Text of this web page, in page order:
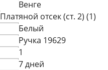
Венге
Платяной отсек (ст. 2) (1)
Белый
Ручка 19629
1
7 дней